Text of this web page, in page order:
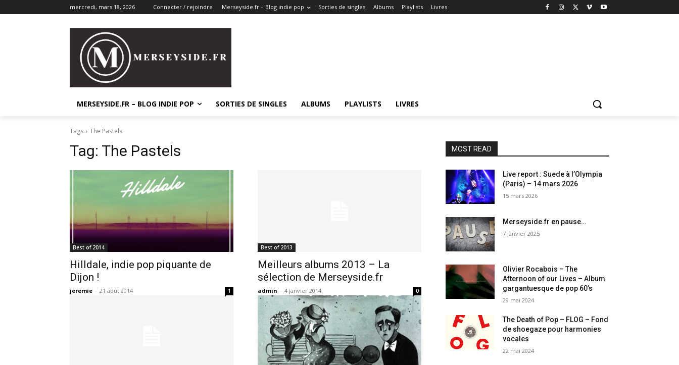
mercredi, mars 18, 2026 Connecter / rejoindre Merseyside.fr – Blog indie pop Sorties de singles Albums Playlists Livres
MERSEYSIDE.FR – BLOG INDIE POP SORTIES DE SINGLES ALBUMS PLAYLISTS LIVRES
Tags The Pastels
Tag: The Pastels
Best of 2014
Hilldale, indie pop piquante de
Dijon !
jeremie - 21 août 2014 1
Best of 2013
Meilleurs albums 2013 – La
sélection de Merseyside.fr
admin - 4 janvier 2014 0
MOST READ
Live report : Suede à l’Olympia
(Paris) – 14 mars 2026
15 mars 2026
Merseyside.fr en pause…
7 janvier 2025
Olivier Rocabois – The
Afternoon of our Lives – Album
gargantuesque de pop 60’s
29 mai 2024
The Death of Pop – FLOG – Fond
de shoegaze pour harmonies
vocales
22 mai 2024